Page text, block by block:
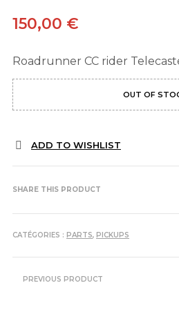
150,00 €
Roadrunner CC rider
OUT OF
ADD TO WISHLIST
SHARE THIS PRODUCT
CATÉGORIES : PARTS, PICKUPS
PREVIOUS PRODUCT